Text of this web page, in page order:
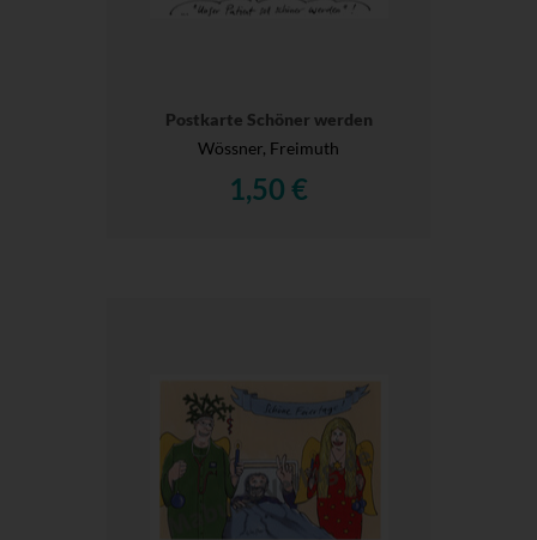
Postkarte Schöner werden
Wössner, Freimuth
1,50 €